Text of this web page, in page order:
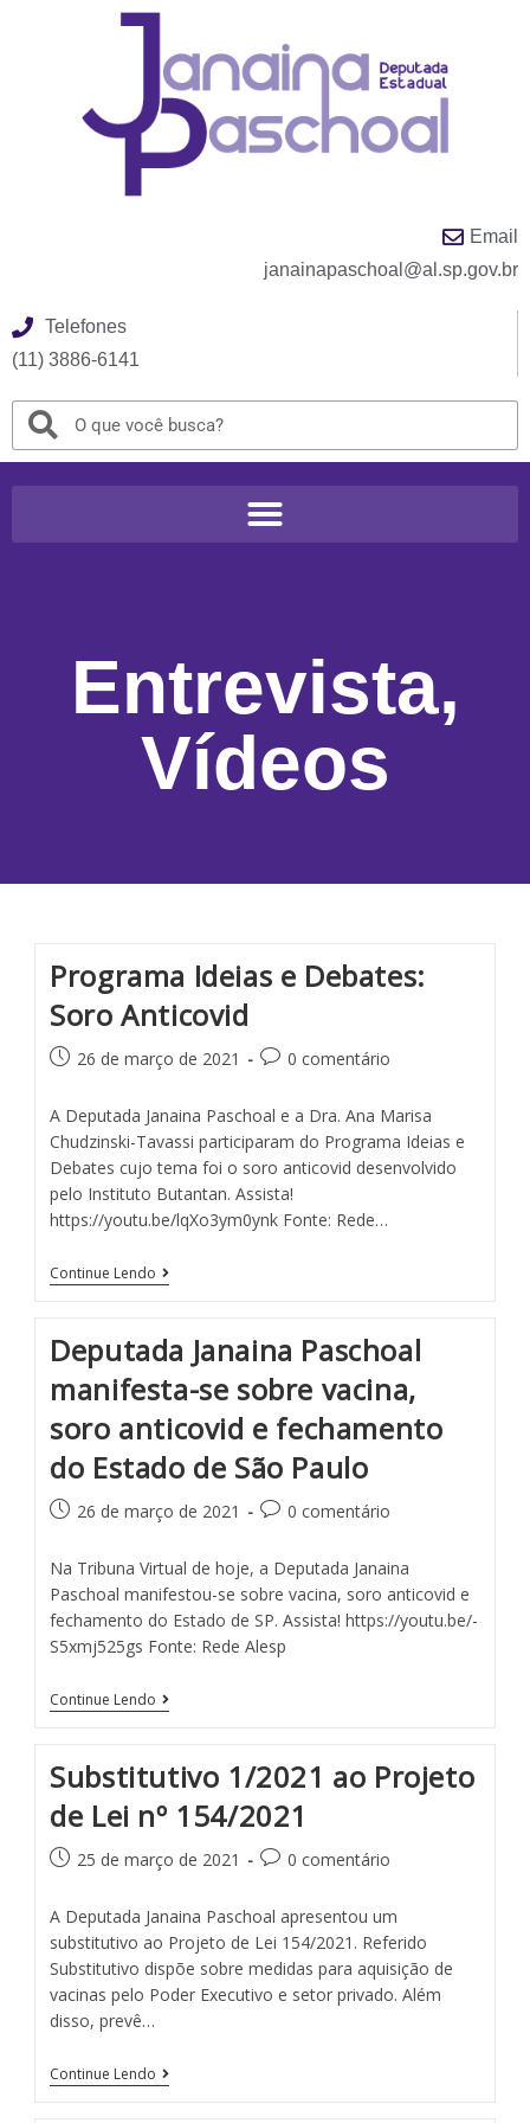
Email
janainapaschoal@al.sp.gov.br
Telefones
(11) 3886-6141
Entrevista,
Vídeos
Programa Ideias e Debates:
Soro Anticovid
26 de março de 2021 0 comentário
A Deputada Janaina Paschoal e a Dra. Ana Marisa
Chudzinski-Tavassi participaram do Programa Ideias e
Debates cujo tema foi o soro anticovid desenvolvido
pelo Instituto Butantan. Assista!
https://youtu.be/lqXo3ym0ynk Fonte: Rede…
Continue Lendo
Deputada Janaina Paschoal
manifesta-se sobre vacina,
soro anticovid e fechamento
do Estado de São Paulo
26 de março de 2021 0 comentário
Na Tribuna Virtual de hoje, a Deputada Janaina
Paschoal manifestou-se sobre vacina, soro anticovid e
fechamento do Estado de SP. Assista! https://youtu.be/-
S5xmj525gs Fonte: Rede Alesp
Continue Lendo
Substitutivo 1/2021 ao Projeto
de Lei nº 154/2021
25 de março de 2021 0 comentário
A Deputada Janaina Paschoal apresentou um
substitutivo ao Projeto de Lei 154/2021. Referido
Substitutivo dispõe sobre medidas para aquisição de
vacinas pelo Poder Executivo e setor privado. Além
disso, prevê…
Continue Lendo